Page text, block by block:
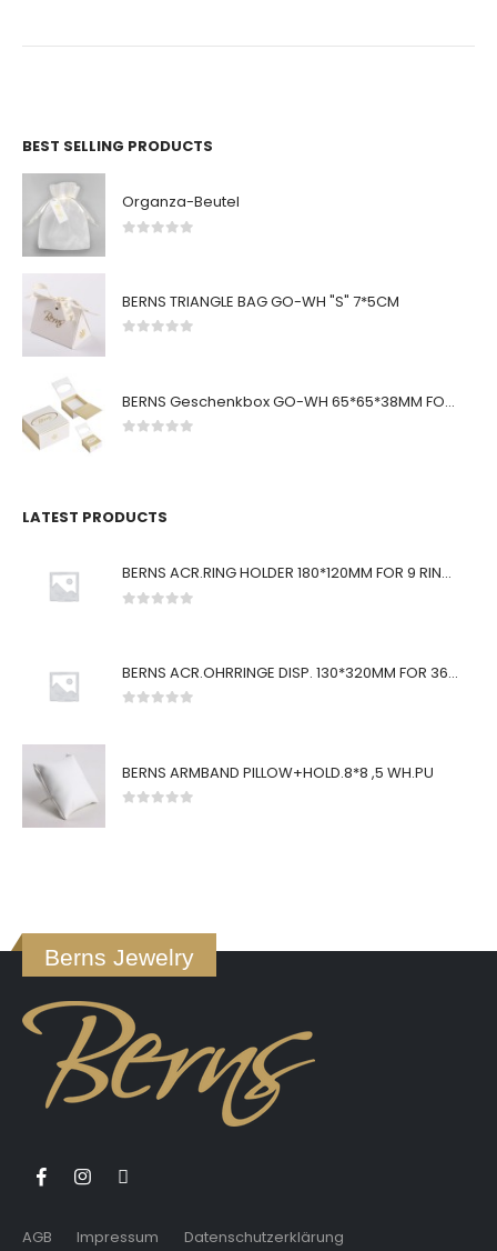
BEST SELLING PRODUCTS
Organza-Beutel
BERNS TRIANGLE BAG GO-WH "S" 7*5CM
BERNS Geschenkbox GO-WH 65*65*38MM FOR SMALL SETS
LATEST PRODUCTS
BERNS ACR.RING HOLDER 180*120MM FOR 9 RINGS
BERNS ACR.OHRRINGE DISP. 130*320MM FOR 36 PAIRS
BERNS ARMBAND PILLOW+HOLD.8*8 ,5 WH.PU
Berns Jewelry
AGB Impressum Datenschutzerklärung